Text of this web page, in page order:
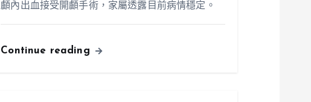
顱內出血接受開顱手術，家屬透露目前病情穩定。
Continue reading